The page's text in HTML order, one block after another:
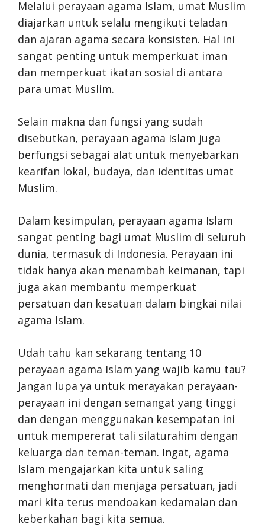
Melalui perayaan agama Islam, umat Muslim
diajarkan untuk selalu mengikuti teladan
dan ajaran agama secara konsisten. Hal ini
sangat penting untuk memperkuat iman
dan memperkuat ikatan sosial di antara
para umat Muslim.
Selain makna dan fungsi yang sudah
disebutkan, perayaan agama Islam juga
berfungsi sebagai alat untuk menyebarkan
kearifan lokal, budaya, dan identitas umat
Muslim.
Dalam kesimpulan, perayaan agama Islam
sangat penting bagi umat Muslim di seluruh
dunia, termasuk di Indonesia. Perayaan ini
tidak hanya akan menambah keimanan, tapi
juga akan membantu memperkuat
persatuan dan kesatuan dalam bingkai nilai
agama Islam.
Udah tahu kan sekarang tentang 10
perayaan agama Islam yang wajib kamu tau?
Jangan lupa ya untuk merayakan perayaan-
perayaan ini dengan semangat yang tinggi
dan dengan menggunakan kesempatan ini
untuk mempererat tali silaturahim dengan
keluarga dan teman-teman. Ingat, agama
Islam mengajarkan kita untuk saling
menghormati dan menjaga persatuan, jadi
mari kita terus mendoakan kedamaian dan
keberkahan bagi kita semua.